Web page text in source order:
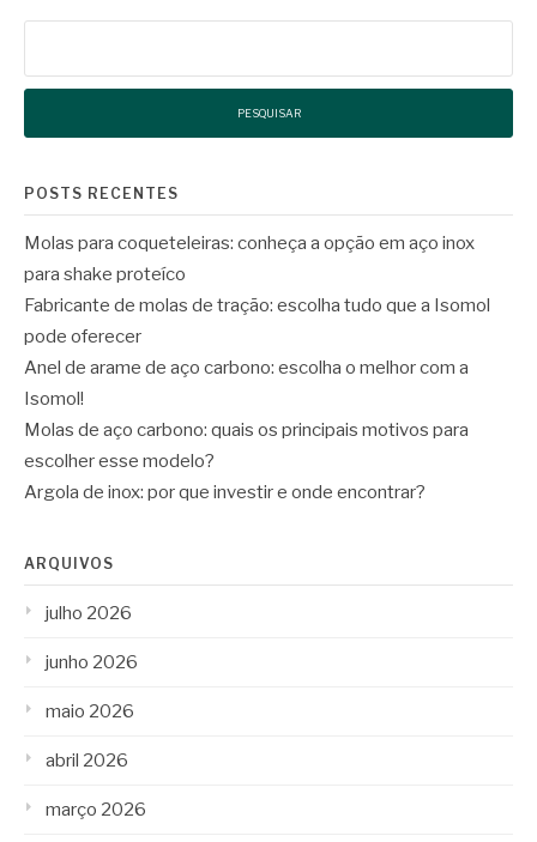
POSTS RECENTES
Molas para coqueteleiras: conheça a opção em aço inox
para shake proteíco
Fabricante de molas de tração: escolha tudo que a Isomol
pode oferecer
Anel de arame de aço carbono: escolha o melhor com a
Isomol!
Molas de aço carbono: quais os principais motivos para
escolher esse modelo?
Argola de inox: por que investir e onde encontrar?
ARQUIVOS
julho 2026
junho 2026
maio 2026
abril 2026
março 2026